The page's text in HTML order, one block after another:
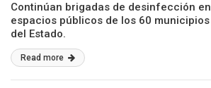
Continúan brigadas de desinfección en
espacios públicos de los 60 municipios
del Estado.
Read more